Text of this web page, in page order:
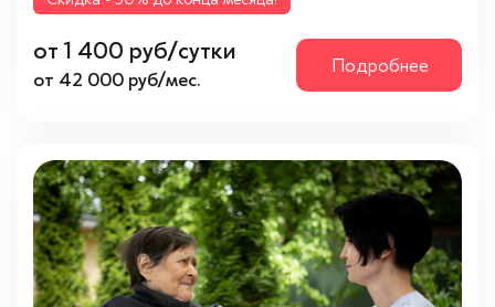
от 1 400 руб/сутки
от 42 000 руб/мес.
Подробнее